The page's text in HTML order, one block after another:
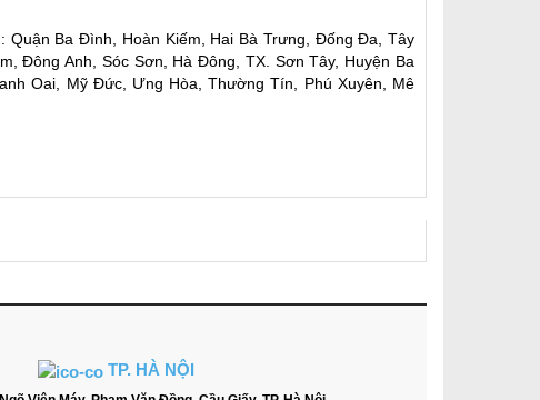
Quận Ba Đình, Hoàn Kiếm, Hai Bà Trưng, Đống Đa, Tây
Đông Anh, Sóc Sơn, Hà Đông, TX. Sơn Tây, Huyện Ba
Oai, Mỹ Đức, Ưng Hòa, Thường Tín, Phú Xuyên, Mê
TP. HÀ NỘI